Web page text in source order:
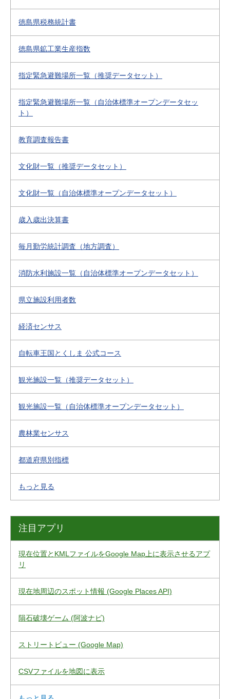
徳島県税務統計書
徳島県鉱工業生産指数
指定緊急避難場所一覧（推奨データセット）
指定緊急避難場所一覧（自治体標準オープンデータセッ
ト）
教育調査報告書
文化財一覧（推奨データセット）
文化財一覧（自治体標準オープンデータセット）
歳入歳出決算書
毎月勤労統計調査（地方調査）
消防水利施設一覧（自治体標準オープンデータセット）
県立施設利用者数
経済センサス
自転車王国とくしま 公式コース
観光施設一覧（推奨データセット）
観光施設一覧（自治体標準オープンデータセット）
農林業センサス
都道府県別指標
もっと見る
注目アプリ
現在位置とKMLファイルをGoogle Map上に表示させるアプ
リ
現在地周辺のスポット情報 (Google Places API)
隕石破壊ゲーム (阿波ナビ)
ストリートビュー (Google Map)
CSVファイルを地図に表示